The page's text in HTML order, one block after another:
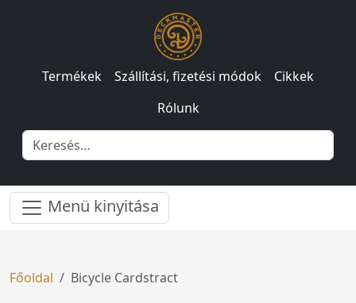
Termékek Szállítási, fizetési módok
Cikkek
Rólunk
Menü kinyitása
Főoldal Bicycle Cardstract